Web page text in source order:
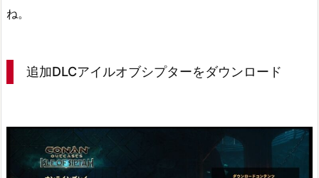
ね。
追加DLCアイルオブシプターをダウンロード